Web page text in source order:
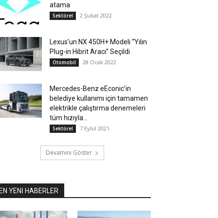
atama
Sektörel 2 Şubat 2022
Lexus’un NX 450H+ Modeli “Yılın
Plug-in Hibrit Aracı” Seçildi
Otomobil 28 Ocak 2022
Mercedes-Benz eEconic’in
belediye kullanımı için tamamen
elektrikle çalıştırma denemeleri
tüm hızıyla...
Sektörel 7 Eylül 2021
Devamını Göster
YENİ HABERLER